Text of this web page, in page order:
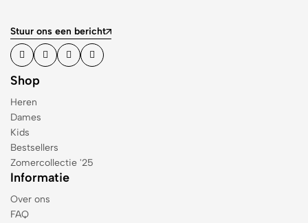
Stuur ons een bericht
Shop
Heren
Dames
Kids
Bestsellers
Zomercollectie '25
Informatie
Over ons
FAQ